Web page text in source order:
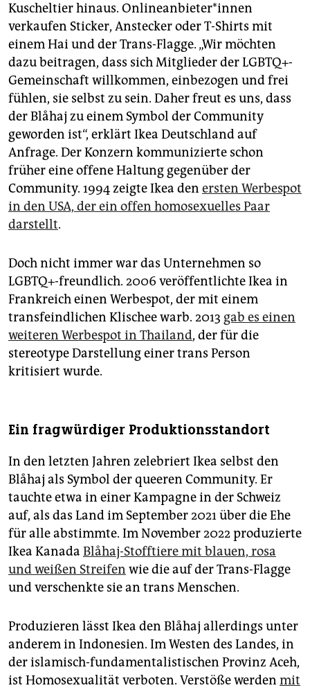
Kuscheltier hinaus. On­line­an­bie­te­r*in­nen
verkaufen Sticker, Anstecker oder T-Shirts mit
einem Hai und der Trans-Flagge. „Wir möchten
dazu beitragen, dass sich Mitglieder der LGBTQ+-
Gemeinschaft willkommen, einbezogen und frei
fühlen, sie selbst zu sein. Daher freut es uns, dass
der Blåhaj zu einem Symbol der Community
geworden ist“, erklärt Ikea Deutschland auf
Anfrage. Der Konzern kommunizierte schon
früher eine offene Haltung gegenüber der
Community. 1994 zeigte Ikea den ersten Werbespot
in den USA, der ein offen homosexuelles Paar
darstellt.
Doch nicht immer war das Unternehmen so
LGBTQ+-freundlich. 2006 veröffentlichte Ikea in
Frankreich einen Werbespot, der mit einem
transfeindlichen Klischee warb. 2013 gab es einen
weiteren Werbespot in Thailand, der für die
stereotype Darstellung einer trans Person
kritisiert wurde.
Ein fragwürdiger Produktionsstandort
In den letzten Jahren zelebriert Ikea selbst den
Blåhaj als Symbol der queeren Community. Er
tauchte etwa in einer Kampagne in der Schweiz
auf, als das Land im September 2021 über die Ehe
für alle abstimmte. Im November 2022 produzierte
Ikea Kanada Blåhaj-Stofftiere mit blauen, rosa
und weißen Streifen wie die auf der Trans-Flagge
und verschenkte sie an trans Menschen.
Produzieren lässt Ikea den Blåhaj allerdings unter
anderem in Indonesien. Im Westen des Landes, in
der islamisch-fundamentalistischen Provinz Aceh,
ist Homosexualität verboten. Verstöße werden mit